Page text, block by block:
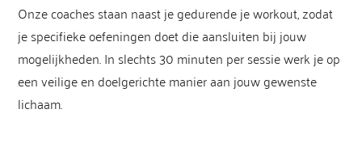
Onze coaches staan naast je gedurende je workout, zodat
je specifieke oefeningen doet die aansluiten bij jouw
mogelijkheden. In slechts 30 minuten per sessie werk je op
een veilige en doelgerichte manier aan jouw gewenste
lichaam.